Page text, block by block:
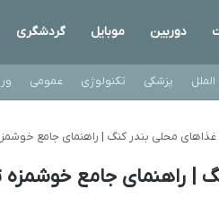
دوربین موبایل گردشگری
پزشکی تکنولوژی عمومی
غذاهای محلی بندر کنگ | راهنمای جامع
| راهنمای جامع خوشمزه